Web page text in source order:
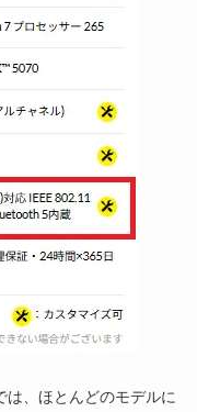
、ほとんどのモデルに